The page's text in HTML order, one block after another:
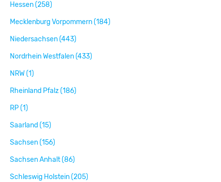
Hessen (258)
Mecklenburg Vorpommern (184)
Niedersachsen (443)
Nordrhein Westfalen (433)
NRW (1)
Rheinland Pfalz (186)
RP (1)
Saarland (15)
Sachsen (156)
Sachsen Anhalt (86)
Schleswig Holstein (205)